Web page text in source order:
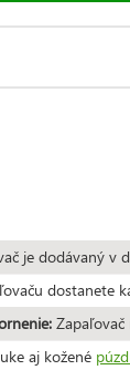
je dodávaný v
dostanete
Zapaľovač
aj kožené